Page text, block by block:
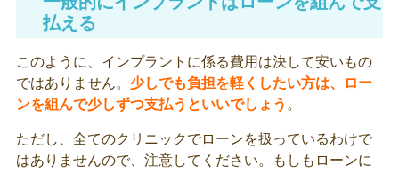
払える
このように、インプラントに係る費用は決して安いもの
ではありません。 少しでも負担を軽くしたい方は、ロー
ンを組んで少しずつ支払うといいでしょう 。
ただし、全てのクリニックでローンを扱っているわけで
はありませんので、注意してください。もしもローンに